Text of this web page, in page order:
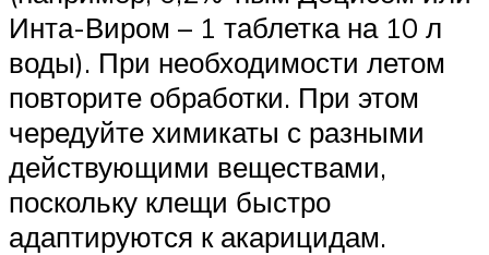
Инта-Виром – 1 таблетка на 10 л
воды). При необходимости летом
повторите обработки. При этом
чередуйте химикаты с разными
действующими веществами,
поскольку клещи быстро
адаптируются к акарицидам.